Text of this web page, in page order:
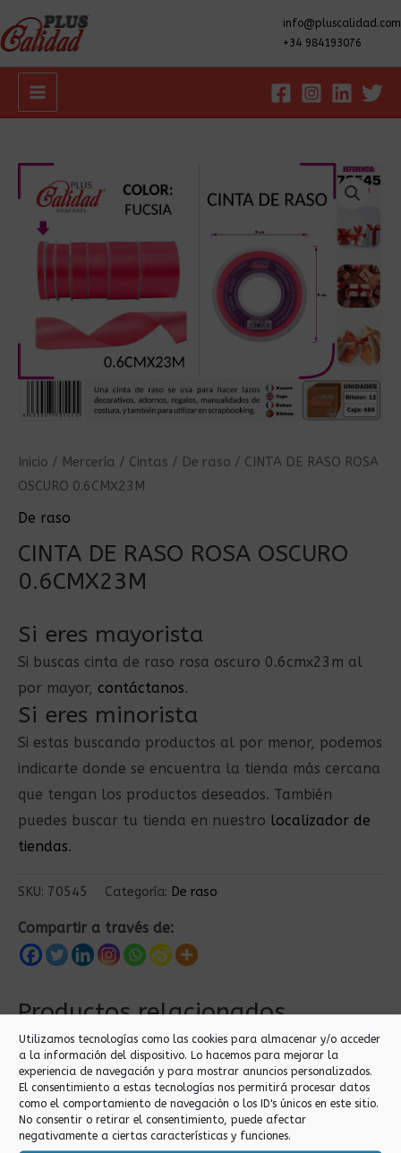
Utilizamos tecnologías como las cookies para almacenar y/o acceder
a la información del dispositivo. Lo hacemos para mejorar la
experiencia de navegación y para mostrar anuncios personalizados.
El consentimiento a estas tecnologías nos permitirá procesar datos
como el comportamiento de navegación o los ID's únicos en este sitio.
No consentir o retirar el consentimiento, puede afectar
negativamente a ciertas características y funciones.
info@pluscalidad.com
+34 984193076
Main
Inicio / Mercería / Cintas / De raso / CINTA DE RASO ROSA
OSCURO 0.6CMX23M
De raso
CINTA DE RASO ROSA OSCURO
0.6CMX23M
Si eres mayorista
Si buscas cinta de raso rosa oscuro 0.6cmx23m al
por mayor, contáctanos.
Si eres minorista
Si estas buscando productos al por menor, podemos
indicarte donde se encuentra la tienda más cercana
que tengan los productos deseados. También
puedes buscar tu tienda en nuestro localizador de
tiendas.
SKU: 70545 Categoría: De raso
Compartir a través de:
Productos relacionados